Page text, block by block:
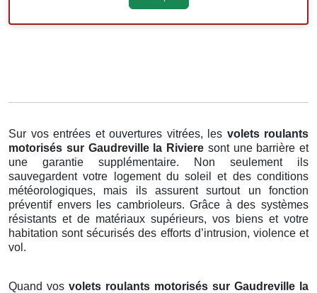
Sur vos entrées et ouvertures vitrées, les volets roulants
motorisés sur Gaudreville la Riviere sont une barrière et
une garantie supplémentaire. Non seulement ils
sauvegardent votre logement du soleil et des conditions
météorologiques, mais ils assurent surtout un fonction
préventif envers les cambrioleurs. Grâce à des systèmes
résistants et de matériaux supérieurs, vos biens et votre
habitation sont sécurisés des efforts d’intrusion, violence et
vol.
Quand vos volets roulants motorisés sur Gaudreville la